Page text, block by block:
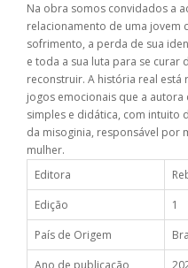
Na obra somos convidados a
relacionamento de uma jovem
sofrimento, a perda de sua
e toda a sua luta para se curar
reconstruir. A história real está
jogos emocionais que a
simples e didática, com intuito
da misoginia, responsável por
mulher.
Editora
Edição
1
País de Origem